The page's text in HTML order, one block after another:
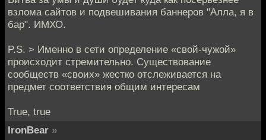
взлома сайтов и подвешивания баннеров "Алла, я в
бар". ИМХО.
P.S. > Именно в сети определение «свой-чужой»
происходит стремительно. Существование
сообществ «своих» жестко отслеживается на
предмет соответствия общим интересам
True, true
IronBear »